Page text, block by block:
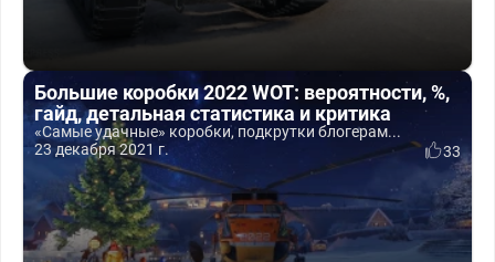
Большие коробки 2022 WOT: вероятности, %,
гайд, детальная статистика и критика
«Самые удачные» коробки, подкрутки блогерам...
23 декабря 2021 г.
33